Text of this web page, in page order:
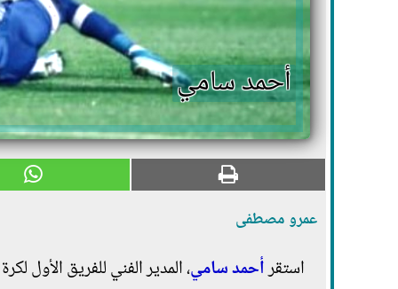
أحمد سامي
عمرو مصطفى
استقرأحمد سامي، المدير الفني للفريق الأول